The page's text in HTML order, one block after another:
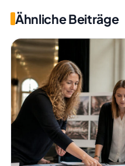
Ähnliche Beiträge